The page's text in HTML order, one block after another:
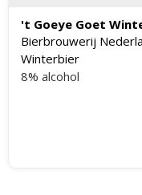
't Goeye Goet
Bierbrouwerij
Winterbier
8% alcohol